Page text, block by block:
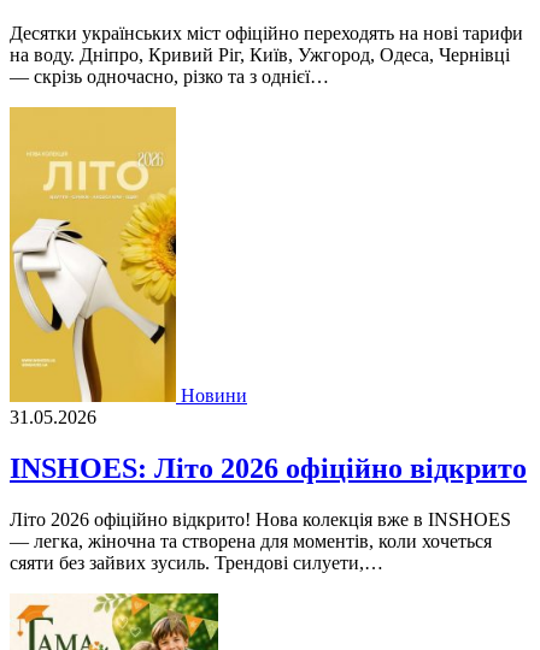
Десятки українських міст офіційно переходять на нові тарифи
на воду. Дніпро, Кривий Ріг, Київ, Ужгород, Одеса, Чернівці
— скрізь одночасно, різко та з однієї…
Новини
31.05.2026
INSHOES: Літо 2026 офіційно відкрито
Літо 2026 офіційно відкрито! Нова колекція вже в INSHOES
— легка, жіночна та створена для моментів, коли хочеться
сяяти без зайвих зусиль. Трендові силуети,…